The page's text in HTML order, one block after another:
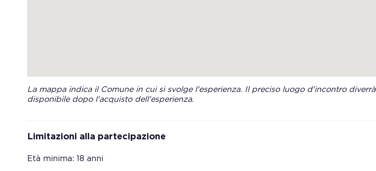
La mappa indica il Comune in cui si svolge l'esperienza. Il preciso luogo d'incontro diverrà
disponibile dopo l'acquisto dell'esperienza.
Limitazioni alla partecipazione
Età minima: 18 anni